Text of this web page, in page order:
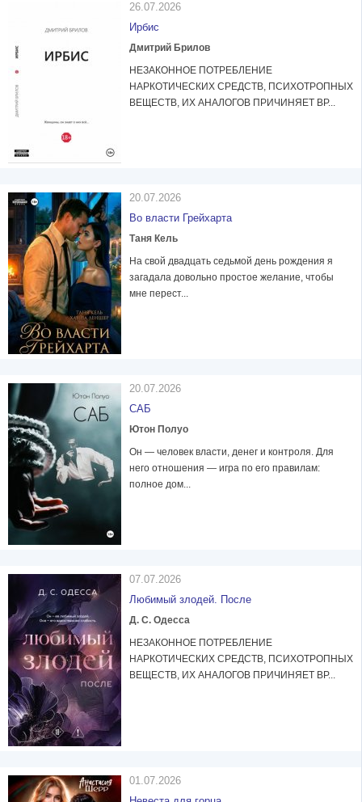
26.07.2026
Ирбис
Дмитрий Брилов
НЕЗАКОННОЕ ПОТРЕБЛЕНИЕ
НАРКОТИЧЕСКИХ СРЕДСТВ, ПСИХОТРОПНЫХ
ВЕЩЕСТВ, ИХ АНАЛОГОВ ПРИЧИНЯЕТ ВР...
20.07.2026
Во власти Грейхарта
Таня Кель
На свой двадцать седьмой день рождения я
загадала довольно простое желание, чтобы
мне перест...
20.07.2026
САБ
Ютон Полуо
Он — человек власти, денег и контроля. Для
него отношения — игра по его правилам:
полное дом...
07.07.2026
Любимый злодей. После
Д. С. Одесса
НЕЗАКОННОЕ ПОТРЕБЛЕНИЕ
НАРКОТИЧЕСКИХ СРЕДСТВ, ПСИХОТРОПНЫХ
ВЕЩЕСТВ, ИХ АНАЛОГОВ ПРИЧИНЯЕТ ВР...
01.07.2026